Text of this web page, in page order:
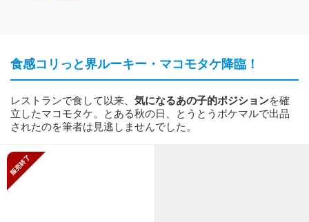
食感コリっと界ルーキー・マコモタケ降臨！
レストランで食して以来、 気になるあの子的ポジションを確
立したマコモタケ。とある秋の日、とうとうポケマルで出品
されたのを筆者は見逃しませんでした。